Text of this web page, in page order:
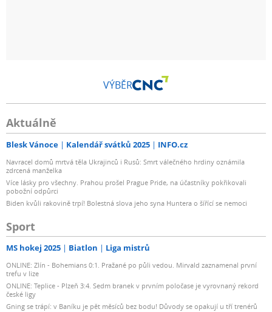
VÝBĚR
Aktuálně
Blesk Vánoce Kalendář svátků 2025 INFO.cz
Navracel domů mrtvá těla Ukrajinců i Rusů: Smrt válečného hrdiny oznámila
zdrcená manželka
Více lásky pro všechny. Prahou prošel Prague Pride, na účastníky pokřikovali
pobožní odpůrci
Biden kvůli rakovině trpí! Bolestná slova jeho syna Huntera o šířící se nemoci
Sport
MS hokej 2025 Biatlon Liga mistrů
ONLINE: Zlín - Bohemians 0:1. Pražané po půli vedou. Mirvald zaznamenal první
trefu v lize
ONLINE: Teplice - Plzeň 3:4. Sedm branek v prvním poločase je vyrovnaný rekord
české ligy
Gning se trápí: v Baníku je pět měsíců bez bodu! Důvody se opakují u tří trenérů